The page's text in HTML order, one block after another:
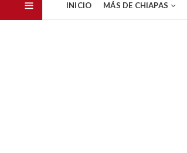
INICIO MÁS DE CHIAPAS